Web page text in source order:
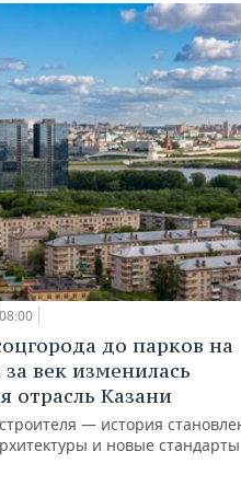
08:00
до парков на
век изменилась
отрасль Казани
— история
и новые